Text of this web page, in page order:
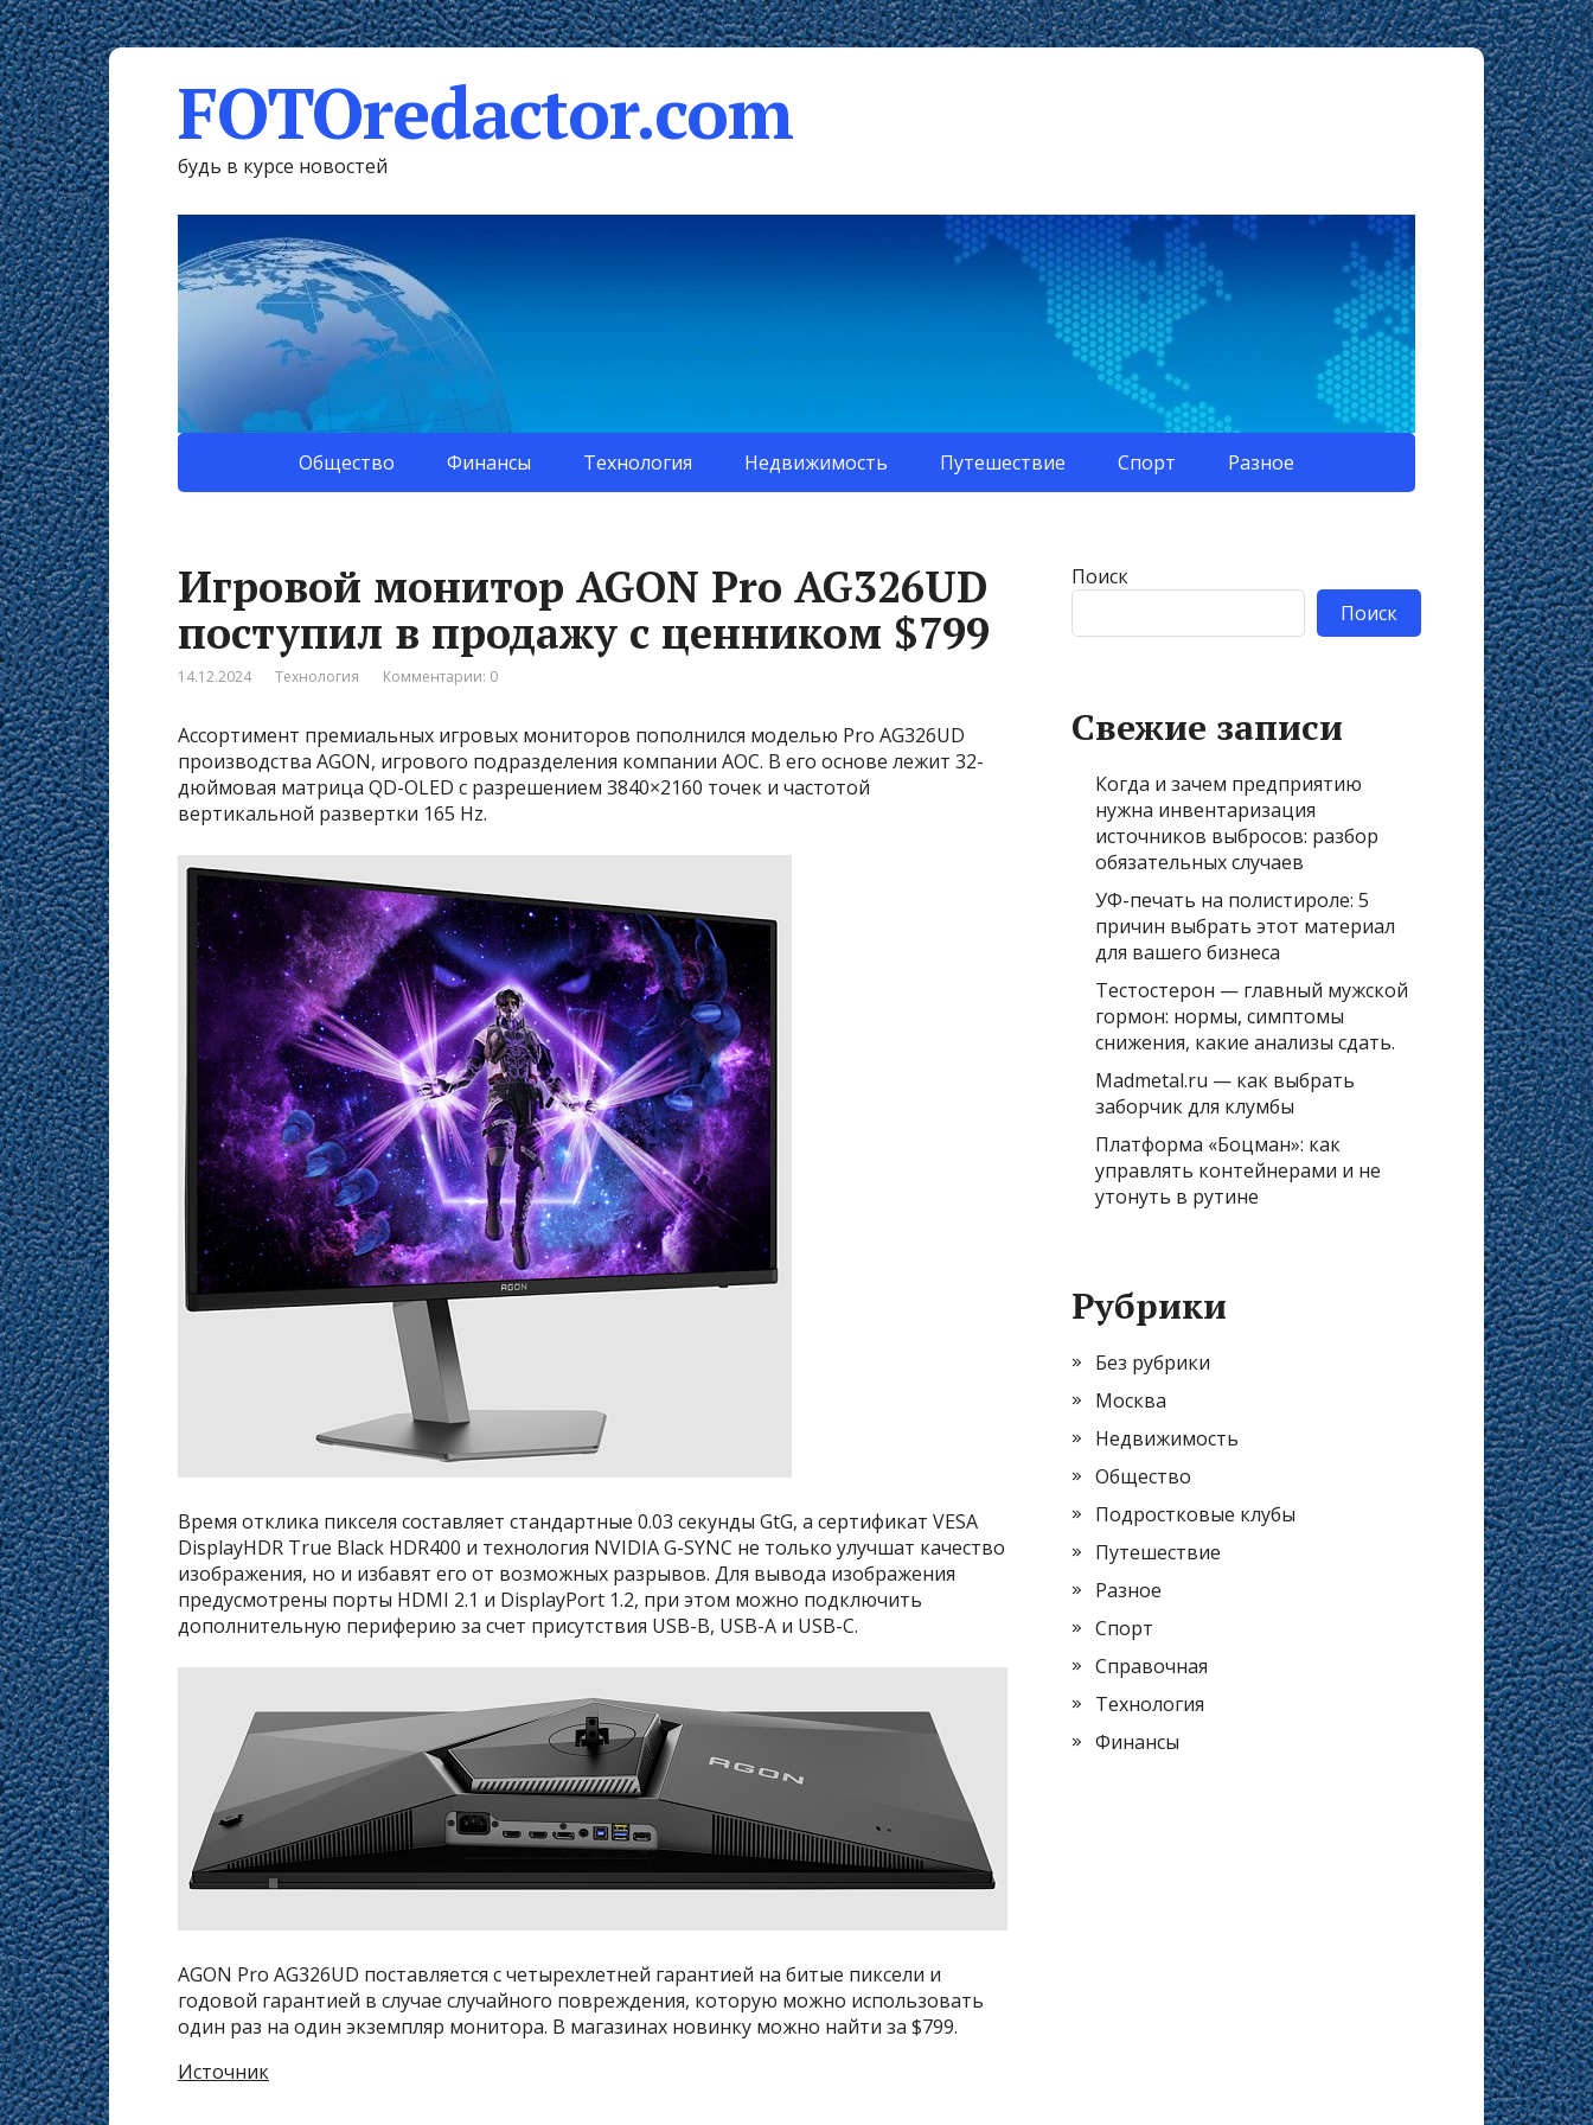
FOTOredactor.com
будь в курсе новостей
Общество Финансы Технология Недвижимость Путешествие Спорт Разное
Игровой монитор AGON Pro AG326UD
поступил в продажу с ценником $799
14.12.2024 Технология Комментарии: 0
Ассортимент премиальных игровых мониторов пополнился моделью Pro AG326UD
производства AGON, игрового подразделения компании AOC. В его основе лежит 32-
дюймовая матрица QD-OLED с разрешением 3840×2160 точек и частотой
вертикальной развертки 165 Hz.
Время отклика пикселя составляет стандартные 0.03 секунды GtG, а сертификат VESA
DisplayHDR True Black HDR400 и технология NVIDIA G-SYNC не только улучшат качество
изображения, но и избавят его от возможных разрывов. Для вывода изображения
предусмотрены порты HDMI 2.1 и DisplayPort 1.2, при этом можно подключить
дополнительную периферию за счет присутствия USB-B, USB-A и USB-C.
AGON Pro AG326UD поставляется с четырехлетней гарантией на битые пиксели и
годовой гарантией в случае случайного повреждения, которую можно использовать
один раз на один экземпляр монитора. В магазинах новинку можно найти за $799.
Источник
Поиск
Поиск
Свежие записи
Когда и зачем предприятию
нужна инвентаризация
источников выбросов: разбор
обязательных случаев
УФ-печать на полистироле: 5
причин выбрать этот материал
для вашего бизнеса
Тестостерон — главный мужской
гормон: нормы, симптомы
снижения, какие анализы сдать.
Madmetal.ru — как выбрать
заборчик для клумбы
Платформа «Боцман»: как
управлять контейнерами и не
утонуть в рутине
Рубрики
Без рубрики
Москва
Недвижимость
Общество
Подростковые клубы
Путешествие
Разное
Спорт
Справочная
Технология
Финансы